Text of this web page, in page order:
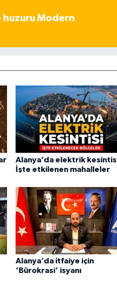
huzuru Modern
Alanya’da elektrik
İşte etkilenen mahalleler
Alanya’da itfaiye için
‘Bürokrasi’ isyanı